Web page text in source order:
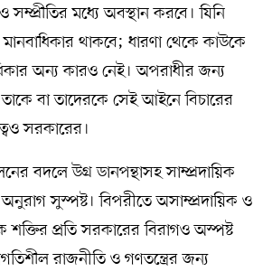
সম্প্রীতির মধ্যে অবস্থান করবে। যিনি
থাকবে; ধারণা থেকে কাউকে
অন্য কারও নেই। অপরাধীর জন্য
বা তাদেরকে সেই আইনে বিচারের
সরকারের।
বদলে উগ্র ডানপন্থাসহ সাম্প্রদায়িক
সুস্পষ্ট। বিপরীতে অসাম্প্রদায়িক ও
শক্তির প্রতি সরকারের বিরাগও অস্পষ্ট
রাজনীতি ও গণতন্ত্রের জন্য